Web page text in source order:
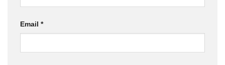
Email *